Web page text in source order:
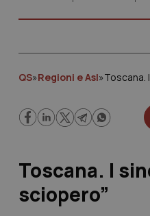
QS»Regioni e Asl»Toscana.
Toscana. I
sciopero”